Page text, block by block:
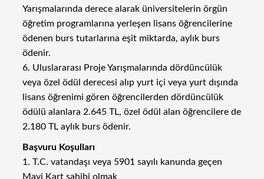
Yarışmalarında derece alarak üniversitelerin örgün
öğretim programlarına yerleşen lisans öğrencilerine
ödenen burs tutarlarına eşit miktarda, aylık burs
ödenir.
6. Uluslararası Proje Yarışmalarında dördüncülük
veya özel ödül derecesi alıp yurt içi veya yurt dışında
lisans öğrenimi gören öğrencilerden dördüncülük
ödülü alanlara 2.645 TL, özel ödül alan öğrencilere de
2.180 TL aylık burs ödenir.
Başvuru Koşulları
1. T.C. vatandaşı veya 5901 sayılı kanunda geçen
Mavi Kart sahibi olmak